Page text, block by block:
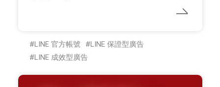
LINE 官方帳號
LINE 保證型廣告
LINE 成效型廣告